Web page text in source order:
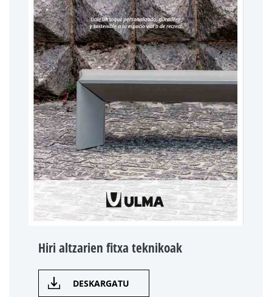
Hiri altzarien fitxa teknikoak
DESKARGATU